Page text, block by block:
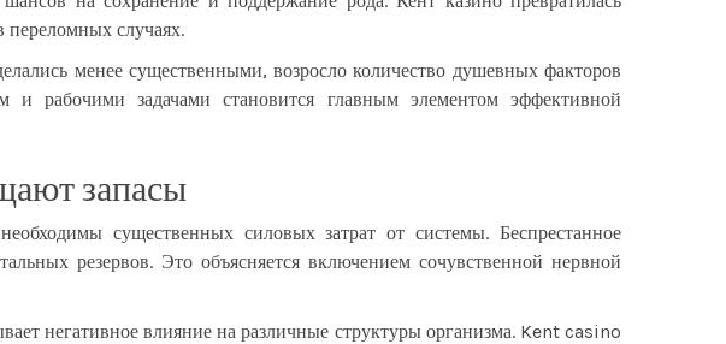
случаях.
менее существенными, возросло количество душевных факторов
и рабочими задачами становится главным элементом эффективной
запасы
существенных силовых затрат от системы. Беспрестанное
резервов. Это объясняется включением сочувственной нервной
негативное влияние на различные структуры организма. Kent casino